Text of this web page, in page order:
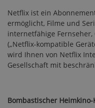
Netflix ist ein
ermöglicht, Filme und
internetfähige
(„Netflix-kompatible
wird Ihnen von Netflix
Gesellschaft mit
Bombastischer Heimkino-